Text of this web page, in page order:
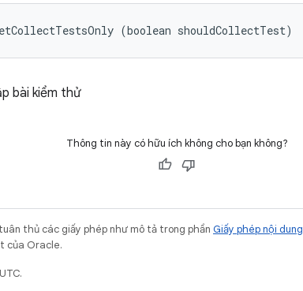
(boolean shouldCollectTest)
bài kiểm thử
Thông tin này có hữu ích không cho bạn không?
thủ các giấy phép như mô tả trong phần Giấy phép nội dung
của Oracle.